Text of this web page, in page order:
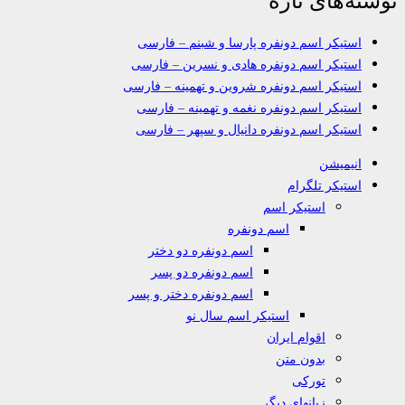
استیکر اسم دونفره پارسا و شبنم – فارسی
استیکر اسم دونفره هادی و نسرین – فارسی
استیکر اسم دونفره شروین و تهمینه – فارسی
استیکر اسم دونفره نغمه و تهمینه – فارسی
استیکر اسم دونفره دانیال و سپهر – فارسی
انیمیشن
استیکر تلگرام
استیکر اسم
اسم دونفره
اسم دونفره دو دختر
اسم دونفره دو پسر
اسم دونفره دختر و پسر
استیکر اسم سال نو
اقوام ایران
بدون متن
تورکی
زبانهای دیگر